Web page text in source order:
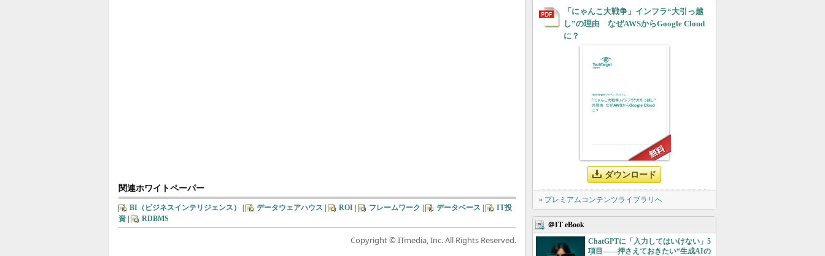
関連ホワイトペーパー
BI（ビジネスインテリジェンス） データウェアハウス ROI フレームワーク データベース
IT投
資
RDBMS
Copyright © ITmedia, Inc. All Rights Reserved.
「にゃんこ大戦争」インフラ“大引っ越
し”の理由 なぜAWSからGoogle Cloud
に？
ダウンロード
» プレミアムコンテンツライブラリへ
＠IT eBook
ChatGPTに「入力してはいけない」5
項目――押さえておきたい“生成AIの